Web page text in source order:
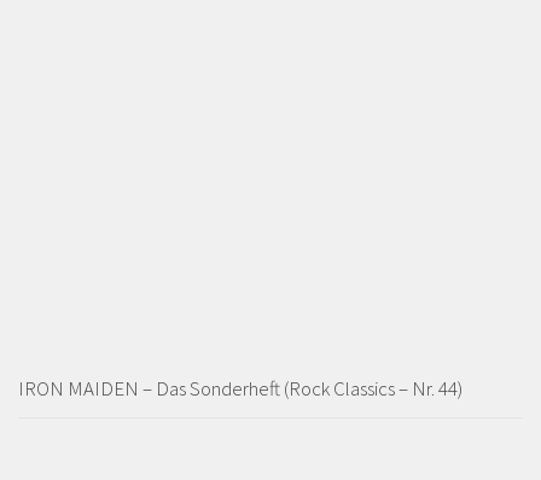
IRON MAIDEN – Das Sonderheft (Rock Classics – Nr. 44)